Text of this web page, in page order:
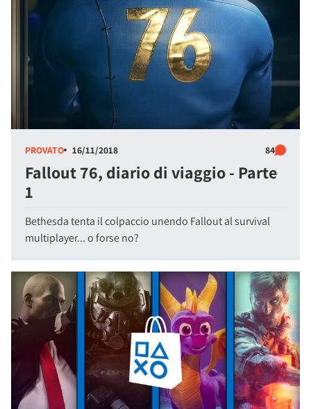
PROVATO 16/11/2018 84
Fallout 76, diario di viaggio - Parte
1
Bethesda tenta il colpaccio unendo Fallout al survival
multiplayer... o forse no?